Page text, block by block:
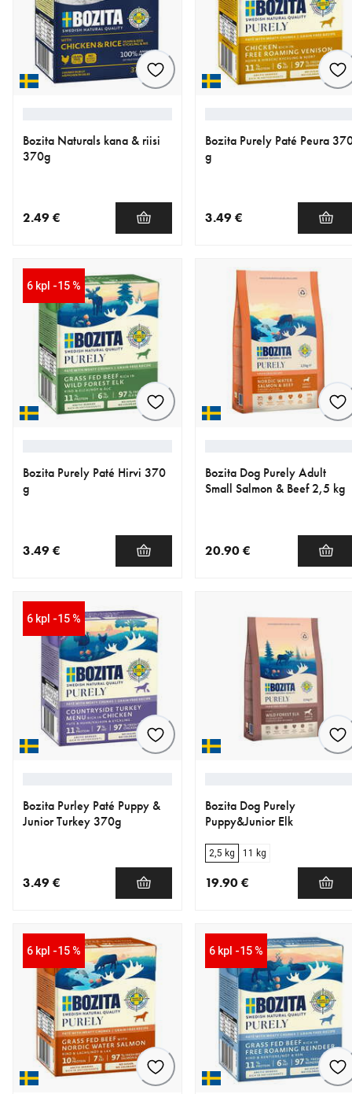
Bozita Naturals kana & riisi
370g
2.49 €
Bozita Purely Paté Peura
g
3.49 €
6 kpl -15 %
Bozita Purely Paté Hirvi 370
g
3.49 €
Bozita Dog Purely Adult
Small Salmon & Beef 2,5 kg
20.90 €
6 kpl -15 %
Bozita Purley Paté Puppy &
Junior Turkey 370g
3.49 €
Bozita Dog Purely
Puppy&Junior Elk
2,5 kg 11 kg
19.90 €
6 kpl -15 % 6 kpl -15 %